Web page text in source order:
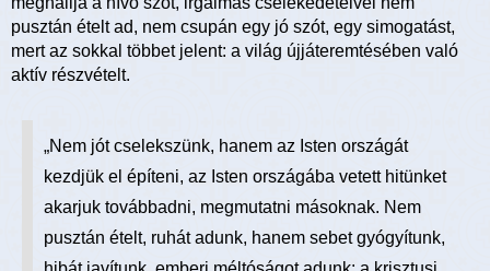
pusztán ételt ad, nem csupán egy jó szót, egy simogatást,
mert az sokkal többet jelent: a világ újjáteremtésében való
aktív részvételt.
„Nem jót cselekszünk, hanem az Isten országát
kezdjük el építeni, az Isten országába vetett hitünket
akarjuk továbbadni, megmutatni másoknak. Nem
pusztán ételt, ruhát adunk, hanem sebet gyógyítunk,